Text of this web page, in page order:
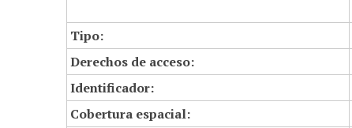
Tipo:
Derechos de acceso:
Identificador:
Cobertura espacial: